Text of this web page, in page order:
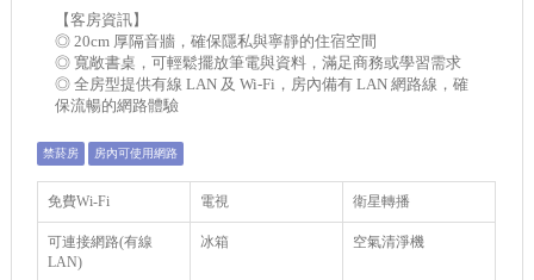
【客房資訊】
◎ 20cm 厚隔音牆，確保隱私與寧靜的住宿空間
◎ 寬敞書桌，可輕鬆擺放筆電與資料，滿足商務或學習需求
◎ 全房型提供有線 LAN 及 Wi-Fi，房內備有 LAN 網路線，確
保流暢的網路體驗
禁菸房 房內可使用網路
免費Wi-Fi 電視 衛星轉播
可連接網路(有線
LAN)
冰箱 空氣清淨機